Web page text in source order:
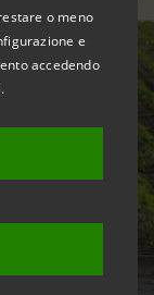
o meno
e
accedendo